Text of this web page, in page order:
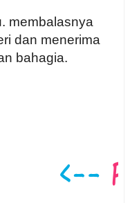
membalasnya
dan menerima
bahagia.